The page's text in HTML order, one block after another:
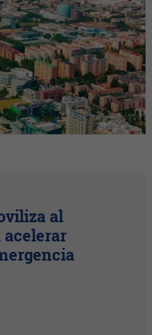
al
acelerar